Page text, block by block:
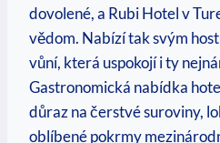
dovolené, a Rubi Hotel v
vědom. Nabízí tak svým
vůní, která uspokojí i ty
Gastronomická nabídka
důraz na čerstvé suroviny,
oblíbené pokrmy